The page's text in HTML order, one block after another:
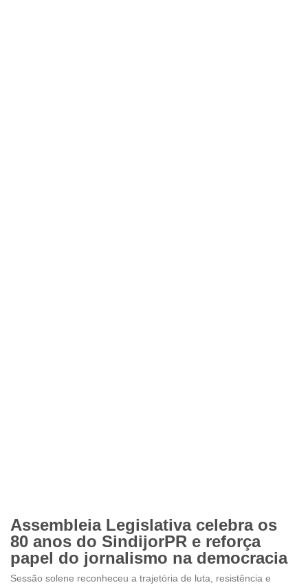
Assembleia Legislativa celebra os
80 anos do SindijorPR e reforça
papel do jornalismo na democracia
Sessão solene reconheceu a trajetória de luta, resistência e